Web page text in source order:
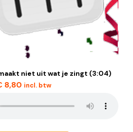
niet uit wat je zingt (3:04)
8,80 incl. btw